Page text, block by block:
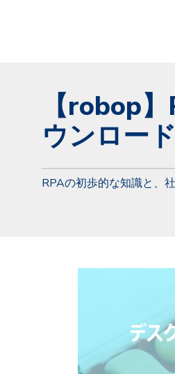
【robop
ウンロード
RPAの初歩的な知識と、